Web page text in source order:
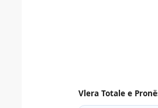
Vlera Totale e